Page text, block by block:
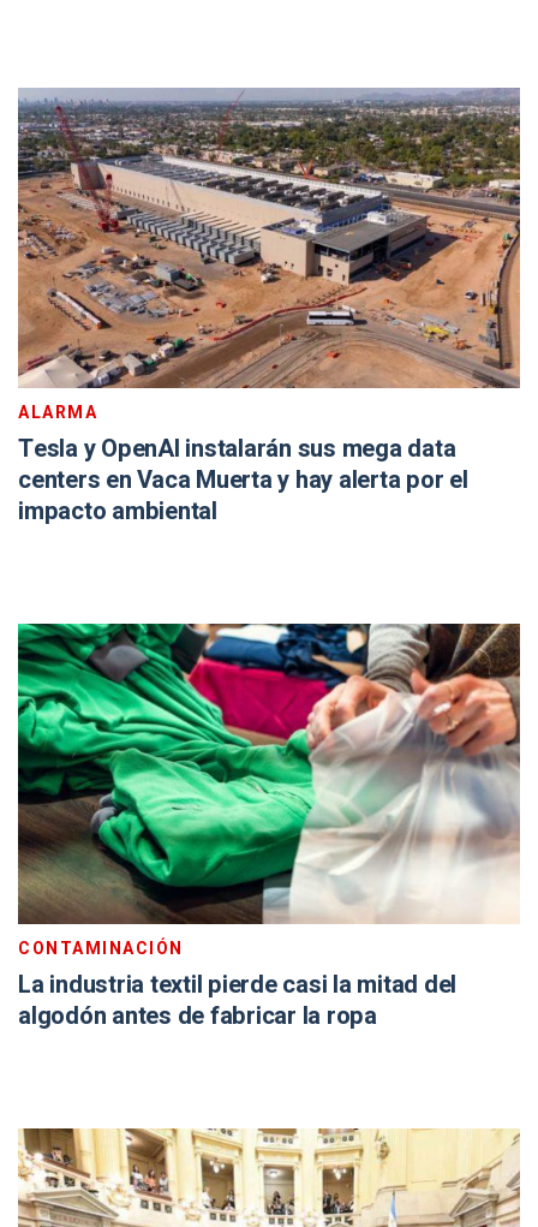
ALARMA
Tesla y OpenAI instalarán sus mega data
centers en Vaca Muerta y hay alerta por el
impacto ambiental
CONTAMINACIÓN
La industria textil pierde casi la mitad del
algodón antes de fabricar la ropa